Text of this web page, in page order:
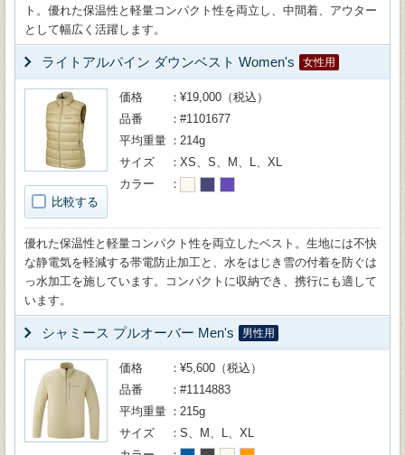
ト。優れた保温性と軽量コンパクト性を両立し、中間着、アウター
として幅広く活躍します。
ライトアルパイン ダウンベスト Women's 女性用
比較する
価格
¥19,000（税込）
品番
#1101677
平均重量
214g
サイズ
XS、S、M、L、XL
カラー
優れた保温性と軽量コンパクト性を両立したベスト。生地には不快
な静電気を軽減する帯電防止加工と、水をはじき雪の付着を防ぐは
っ水加工を施しています。コンパクトに収納でき、携行にも適して
います。
シャミース プルオーバー Men's 男性用
価格
¥5,600（税込）
品番
#1114883
平均重量
215g
サイズ
S、M、L、XL